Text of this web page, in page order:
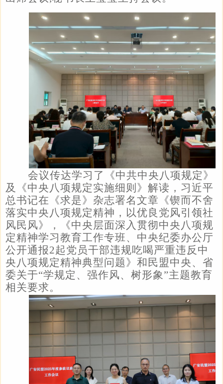
会议传达学习了《中共中央八项规定》
及《中央八项规定实施细则》解读，习近平
总书记在《求是》杂志署名文章《锲而不舍
落实中央八项规定精神，以优良党风引领社
风民风》，《中央层面深入贯彻中央八项规
定精神学习教育工作专班、中央纪委办公厅
公开通报2起党员干部违规吃喝严重违反中
央八项规定精神典型问题》和民盟中央、省
委关于“学规定、强作风、树形象”主题教育
相关要求。